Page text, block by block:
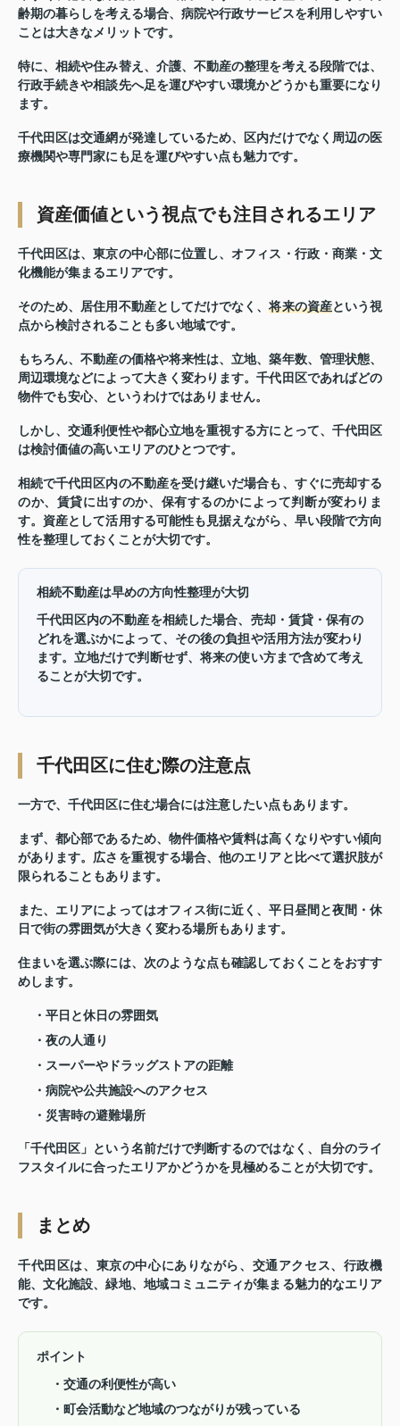
齢期の暮らしを考える場合、病院や行政サービスを利用しやすい
ことは大きなメリットです。
特に、相続や住み替え、介護、不動産の整理を考える段階では、
行政手続きや相談先へ足を運びやすい環境かどうかも重要になり
ます。
千代田区は交通網が発達しているため、
区内だけでなく周辺の医
療機関や専門家にも足を運びやすい点も魅力です。
資産価値という視点でも注目されるエリア
千代田区は、東京の中心部に位置し、オフィス・行政・商業・文
化機能が集まるエリアです。
そのため、居住用不動産としてだけでなく、将来の資産という視
点から検討されることも多い地域です。
もちろん、不動産の価格や将来性は、立地、築年数、管理状態、
周辺環境などによって大きく変わります。千代田区であればどの
物件でも安心、というわけではありません。
しかし、交通利便性や都心立地を重視する方にとって、千代田区
は検討価値の高いエリアのひとつです。
相続で千代田区内の不動産を受け継いだ場合も、すぐに売却する
のか、賃貸に出すのか、保有するのかによって判断が変わりま
す。資産として活用する可能性も見据えながら、早い段階で方向
性を整理しておくことが大切です。
相続不動産は早めの方向性整理が大切
千代田区内の不動産を相続した場合、売却・賃貸・保有の
どれを選ぶかによって、その後の負担や活用方法が変わり
ます。立地だけで判断せず、将来の使い方まで含めて考え
ることが大切です。
千代田区に住む際の注意点
一方で、千代田区に住む場合には注意したい点もあります。
まず、都心部であるため、 物件価格や賃料は高くなりやすい傾向
があります。広さを重視する場合、他のエリアと比べて選択肢が
限られることもあります。
また、エリアによってはオフィス街に近く、平日昼間と夜間・休
日で街の雰囲気が大きく変わる場所もあります。
住まいを選ぶ際には、次のような点も確認しておくことをおすす
めします。
・平日と休日の雰囲気
・夜の人通り
・スーパーやドラッグストアの距離
・病院や公共施設へのアクセス
・災害時の避難場所
「千代田区」という名前だけで判断するのではなく、自分のライ
フスタイルに合ったエリアかどうかを見極めることが大切です。
まとめ
千代田区は、東京の中心にありながら、交通アクセス、行政機
能、文化施設、緑地、地域コミュニティが集まる魅力的なエリア
です。
ポイント
・交通の利便性が高い
・町会活動など地域のつながりが残っている